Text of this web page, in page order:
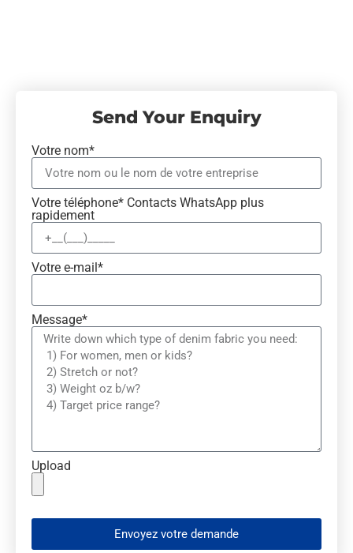
Send Your Enquiry
Votre nom*
Votre téléphone* Contacts WhatsApp plus
rapidement
Votre e-mail*
Message*
Upload
Envoyez votre demande